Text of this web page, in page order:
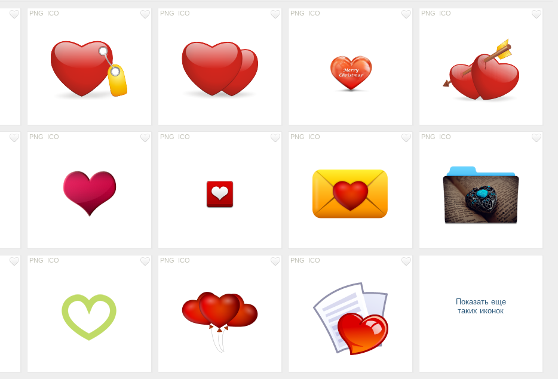
PNG ICO PNG ICO PNG ICO PNG ICO
PNG ICO PNG ICO PNG ICO PNG ICO
PNG ICO PNG ICO PNG ICO
Показать еще
таких иконок